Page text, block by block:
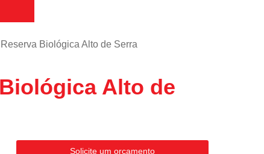
Biológica Alto de Serra
Alto de
Solicite um orçamento